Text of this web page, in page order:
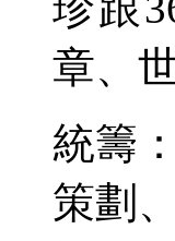
章、
統籌
策劃